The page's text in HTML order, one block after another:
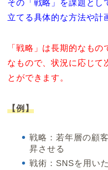
その「戦略」を課題とし
立てる具体的な方法や計
「戦略」は長期的なも
なもので、状況に応じて
とができます。
【例】
戦略：若年層の顧
昇させる
戦術：SNSを用い